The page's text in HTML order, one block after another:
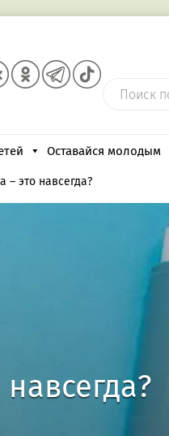
Оставайся молодым
– это навсегда?